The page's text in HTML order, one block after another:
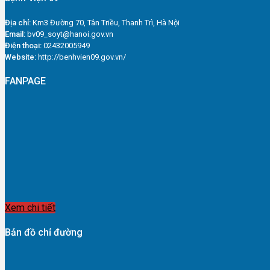
Địa chỉ: Km3 Đường 70, Tân Triều, Thanh Trì, Hà Nội
Email: bv09_soyt@hanoi.gov.vn
Điện thoại: 02432005949
Website: http://benhvien09.gov.vn/
FANPAGE
Xem chi tiết
Bản đồ chỉ đường